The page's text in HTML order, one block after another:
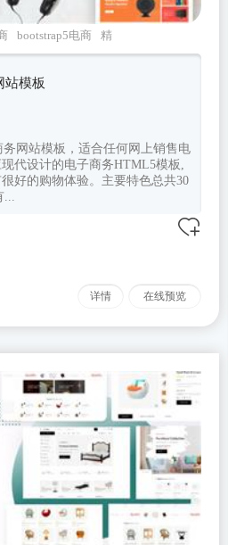
bootstrap5电商
精
站模板
务网站模板，适合任何网上销售电
代设计的电子商务HTML5模板,
好的购物体验。主要特色总共30
详情 在线预览